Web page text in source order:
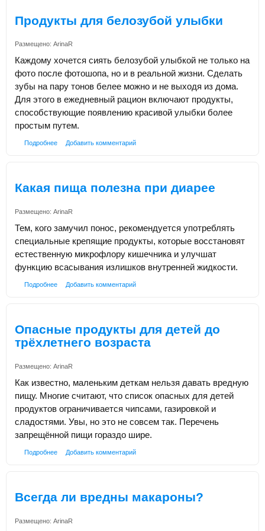
Продукты для белозубой улыбки
Размещено: ArinaR
Каждому хочется сиять белозубой улыбкой не только на
фото после фотошопа, но и в реальной жизни. Сделать
зубы на пару тонов белее можно и не выходя из дома.
Для этого в ежедневный рацион включают продукты,
способствующие появлению красивой улыбки более
простым путем.
Подробнее Добавить комментарий
Какая пища полезна при диарее
Размещено: ArinaR
Тем, кого замучил понос, рекомендуется употреблять
специальные крепящие продукты, которые восстановят
естественную микрофлору кишечника и улучшат
функцию всасывания излишков внутренней жидкости.
Подробнее Добавить комментарий
Опасные продукты для детей до
трёхлетнего возраста
Размещено: ArinaR
Как известно, маленьким деткам нельзя давать вредную
пищу. Многие считают, что список опасных для детей
продуктов ограничивается чипсами, газировкой и
сладостями. Увы, но это не совсем так. Перечень
запрещённой пищи гораздо шире.
Подробнее Добавить комментарий
Всегда ли вредны макароны?
Размещено: ArinaR